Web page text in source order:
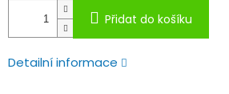
Přidat do košíku
Detailní informace